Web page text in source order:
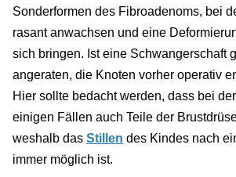
Sonderformen des Fibroadenoms, bei
rasant anwachsen und eine
sich bringen. Ist eine Schwangerschaft
angeraten, die Knoten vorher operativ
Hier sollte bedacht werden, dass bei
einigen Fällen auch Teile der
weshalb das Stillen des Kindes nach
immer möglich ist.